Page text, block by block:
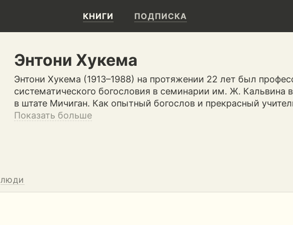
КНИГИ ПОДПИСКА
Энтони Хукема
Энтони Хукема (1913–1988) на протяжении 22 лет был
систематического богословия в семинарии им. Ж. Кальвина
в штате Мичиган. Как опытный богослов и прекрасный
Показать больше
ЛЮДИ